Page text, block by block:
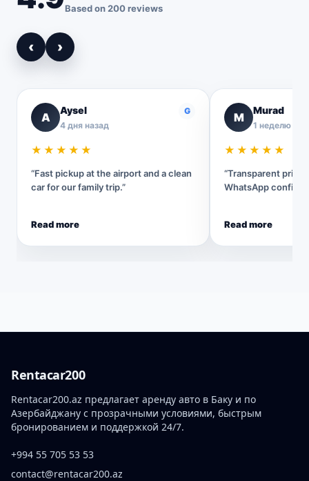
Based on 200 reviews
‹ ›
A
Aysel
4 дня назад
G
★★★★★
“Fast pickup at the airport and a clean
car for our family trip.”
Read more
M
Murad
1 неделю
★★★★★
“Transparent
WhatsApp
Read more
Rentacar200
Rentacar200.az предлагает аренду авто в Баку и по
Азербайджану с прозрачными условиями, быстрым
бронированием и поддержкой 24/7.
+994 55 705 53 53
contact@rentacar200.az